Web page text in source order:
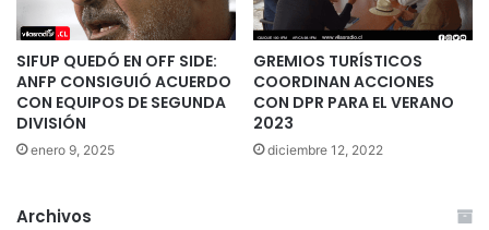
SIFUP QUEDÓ EN OFF SIDE:
ANFP CONSIGUIÓ ACUERDO
CON EQUIPOS DE SEGUNDA
DIVISIÓN
enero 9, 2025
GREMIOS TURÍSTICOS
COORDINAN ACCIONES
CON DPR PARA EL VERANO
2023
diciembre 12, 2022
Archivos